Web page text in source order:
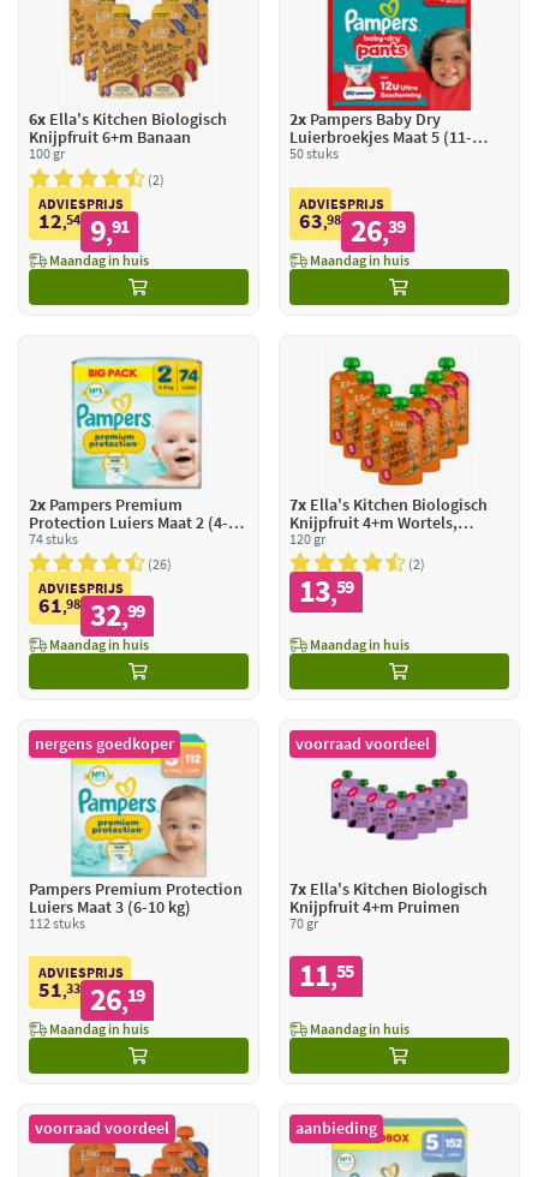
o
n
e
z
o
r
g
i
n
g
s
s
o
ir
e
s
6x Ella's Kitchen Biologisch
Knijpfruit 6+m Banaan
100 gr
2
ADVIESPRIJS
12,54 9,91
Maandag in huis
2xPampers Baby Dry
Luierbroekjes Maat 5 (11-
17kg)
50 stuks
ADVIESPRIJS
63,98 26,39
Maandag in huis
2x Pampers Premium
Protection Luiers Maat 2 (4-8
kg)
74 stuks
26
ADVIESPRIJS
61,98 32,99
Maandag in huis
7xElla's Kitchen Biologisch
Knijpfruit 4+m Wortels,
Appels & Pastinaak
120 gr
2
13,59
Maandag in huis
nergens goedkoper
Pampers Premium Protection
Luiers Maat 3 (6-10 kg)
112 stuks
ADVIESPRIJS
51,33 26,19
Maandag in huis
voorraad voordeel
7xElla's Kitchen Biologisch
Knijpfruit 4+m Pruimen
70 gr
11,55
Maandag in huis
voorraad voordeel aanbieding